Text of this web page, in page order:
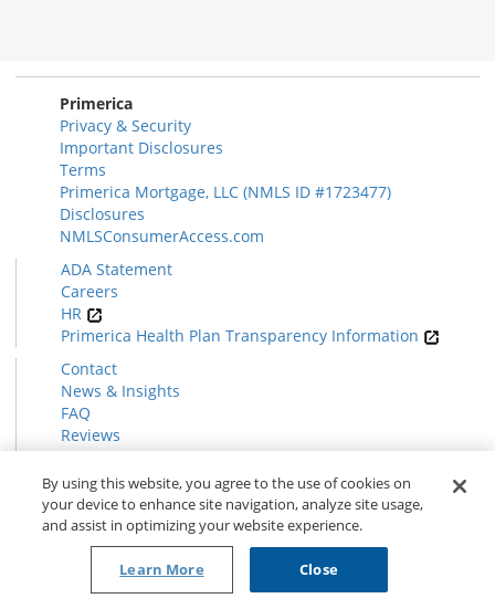
Primerica
Privacy & Security
Important Disclosures
Terms
Primerica Mortgage, LLC (NMLS ID #1723477)
Disclosures
NMLSConsumerAccess.com
ADA Statement
Careers
HR
Primerica Health Plan Transparency Information
Contact
News & Insights
FAQ
Reviews
Find a Rep
Form CRS
© 2026 Primericawww.primerica.com
By using this website, you agree to the use of cookies on
your device to enhance site navigation, analyze site usage,
and assist in optimizing your website experience.
Learn More Close